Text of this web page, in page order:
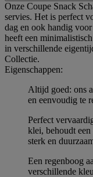
Onze Coupe Snack
servies. Het is perfect
dag en ook handig
heeft een
in verschillende
Collectie.
Eigenschappen:
Altijd goed: ons
en eenvoudig te
Perfect
klei, behoudt
sterk en
Een regenboog
verschillende